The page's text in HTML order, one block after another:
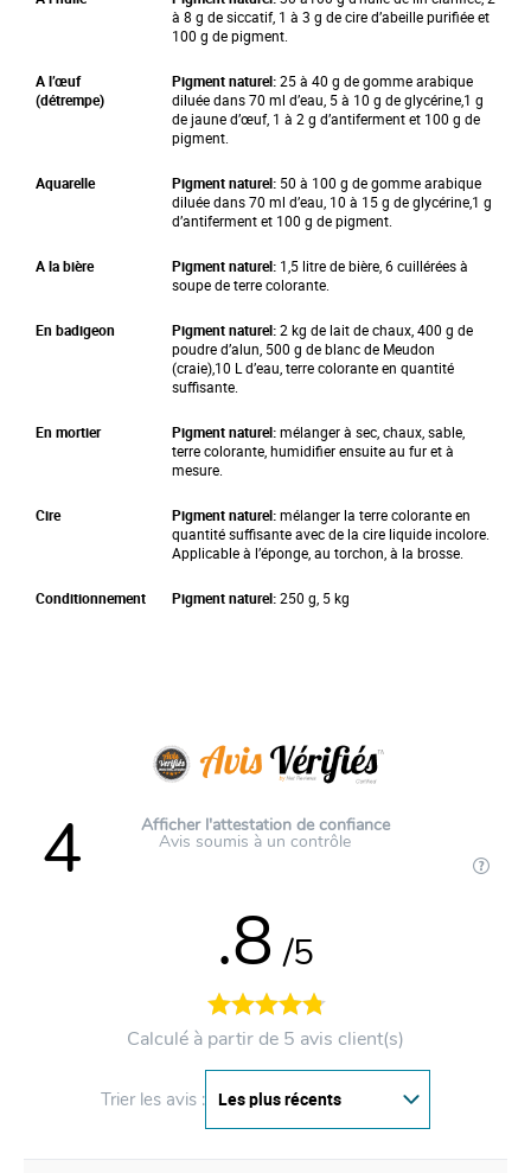
à 8 g de siccatif, 1 à 3 g de cire d’abeille purifiée et
100 g de pigment.
A l’œuf
(détrempe)
Pigment naturel:25 à 40 g de gomme arabique
diluée dans 70 ml d’eau, 5 à 10 g de glycérine,1 g
de jaune d’œuf, 1 à 2 g d’antiferment et 100 g de
pigment.
Aquarelle Pigment naturel: 50 à 100 g de gomme arabique
diluée dans 70 ml d’eau, 10 à 15 g de glycérine,1 g
d’antiferment et 100 g de pigment.
A la bière Pigment naturel: 1,5 litre de bière, 6 cuillérées à
soupe de terre colorante.
En badigeon Pigment naturel:2 kg de lait de chaux, 400 g de
poudre d’alun, 500 g de blanc de Meudon
(craie),10 L d’eau, terre colorante en quantité
suffisante.
En mortier Pigment naturel:mélanger à sec, chaux, sable,
terre colorante, humidifier ensuite au fur et à
mesure.
Cire Pigment naturel:mélanger la terre colorante en
quantité suffisante avec de la cire liquide incolore.
Applicable à l’éponge, au torchon, à la brosse.
Conditionnement Pigment naturel:250 g, 5 kg
Afficher l'attestation de confiance
Avis soumis à un contrôle
4
.8 /5
Calculé à partir de 5 avis client(s)
Trier les avis :